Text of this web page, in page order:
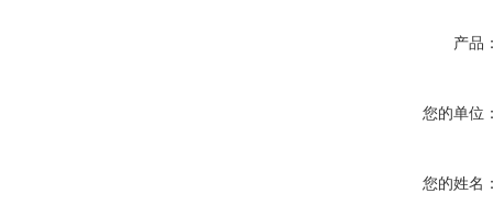
产品
您的单位
您的姓名